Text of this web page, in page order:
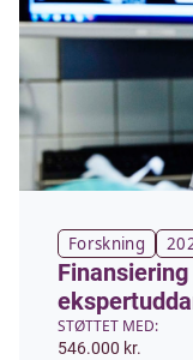
Forskning
STØTTET MED:
546.000 kr.